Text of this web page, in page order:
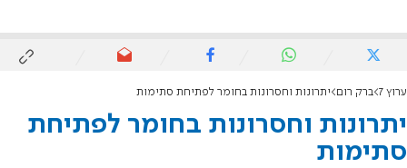
ערוץ 7 ברק רום יתרונות וחסרונות בחומר לפתיחת סתימות
יתרונות וחסרונות בחומר לפתיחת
סתימות